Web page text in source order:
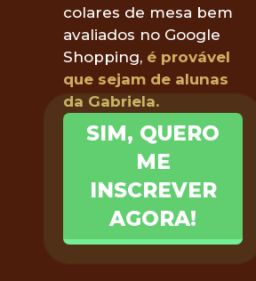
colares de mesa bem
avaliados no Google
Shopping, é provável
que sejam de alunas
da Gabriela.
SIM, QUERO
ME
INSCREVER
AGORA!